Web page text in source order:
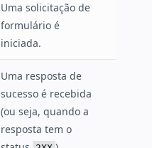
Uma solicitação de
formulário é
iniciada.
Uma resposta de
sucesso é recebida
(ou seja, quando a
resposta tem o